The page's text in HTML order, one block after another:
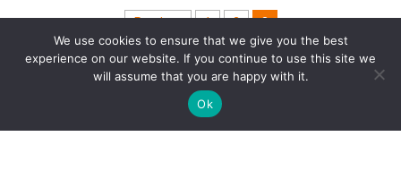
Posts
pagination
Previous 1 2 3
Proudly powered by WordPress | Theme:Envo Magazine
We use cookies to ensure that we give you the best
experience on our website. If you continue to use this site we
will assume that you are happy with it.
Ok